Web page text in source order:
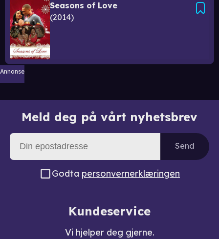
Seasons of Love
2014
Annonse
Meld deg på vårt nyhetsbrev
Send
Godta personvernerklæringen
Kundeservice
Vi hjelper deg gjerne.